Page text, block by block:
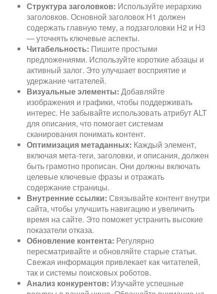
Структура заголовков: Используйте иерархию
заголовков. Основной заголовок H1 должен
содержать главную тему, а подзаголовки H2 и H3
— уточнять ключевые аспекты.
Читабельность: Пишите простыми
предложениями. Используйте короткие абзацы и
активный залог. Это улучшает восприятие и
удержание читателей.
Визуальные элементы: Добавляйте
изображения и графики, чтобы поддерживать
интерес. Не забывайте использовать атрибут ALT
для описания, что помогает системам
сканирования понимать контент.
Оптимизация метаданных: Каждый элемент,
включая мета-теги, заголовки, и описания, должен
быть грамотно прописан. Они должны включать
целевые ключевые фразы и отражать
содержание страницы.
Внутренние ссылки: Связывайте контент внутри
сайта, чтобы улучшить навигацию и увеличить
время на сайте. Это поможет устранить высокие
показатели отказа.
Обновление контента: Регулярно
пересматривайте и обновляйте старые статьи.
Свежая информация привлекает как читателей,
так и системы поисковых роботов.
Анализ конкурентов: Изучайте успешные